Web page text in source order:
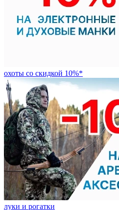
охоты со скидкой 10%*
луки и рогатки